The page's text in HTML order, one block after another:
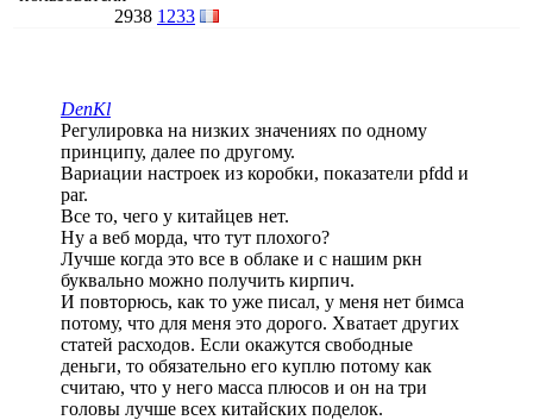
2938 1233
DenKl
Регулировка на низких значениях по одному
принципу, далее по другому.
Вариации настроек из коробки, показатели pfdd и
par.
Все то, чего у китайцев нет.
Ну а веб морда, что тут плохого?
Лучше когда это все в облаке и с нашим ркн
буквально можно получить кирпич.
И повторюсь, как то уже писал, у меня нет бимса
потому, что для меня это дорого. Хватает других
статей расходов. Если окажутся свободные
деньги, то обязательно его куплю потому как
считаю, что у него масса плюсов и он на три
головы лучше всех китайских поделок.